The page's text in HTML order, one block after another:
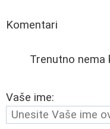
Komentari
Trenutno nema
Vaše ime: